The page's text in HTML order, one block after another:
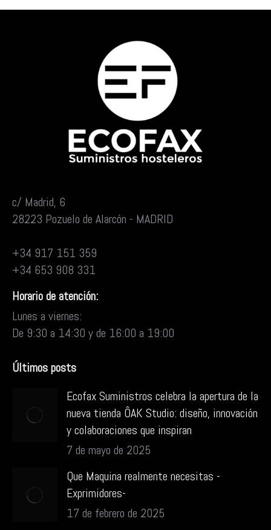
c/ Madrid, 6
28223 Pozuelo de Alarcón - MADRID
+34 917 151 359
+34 653 908 331
Horario de atención:
Lunes a viernes:
De 9:30 a 14:30 y de 16:00 a 19:00
Últimos posts
Ecofax Suministros celebra la apertura de la
nueva tienda ÔAK Studio: diseño, innovación
y colaboraciones que inspiran
7 de mayo de 2025
Que Maquina realmente necesitas -
Exprimidores-
17 de febrero de 2025